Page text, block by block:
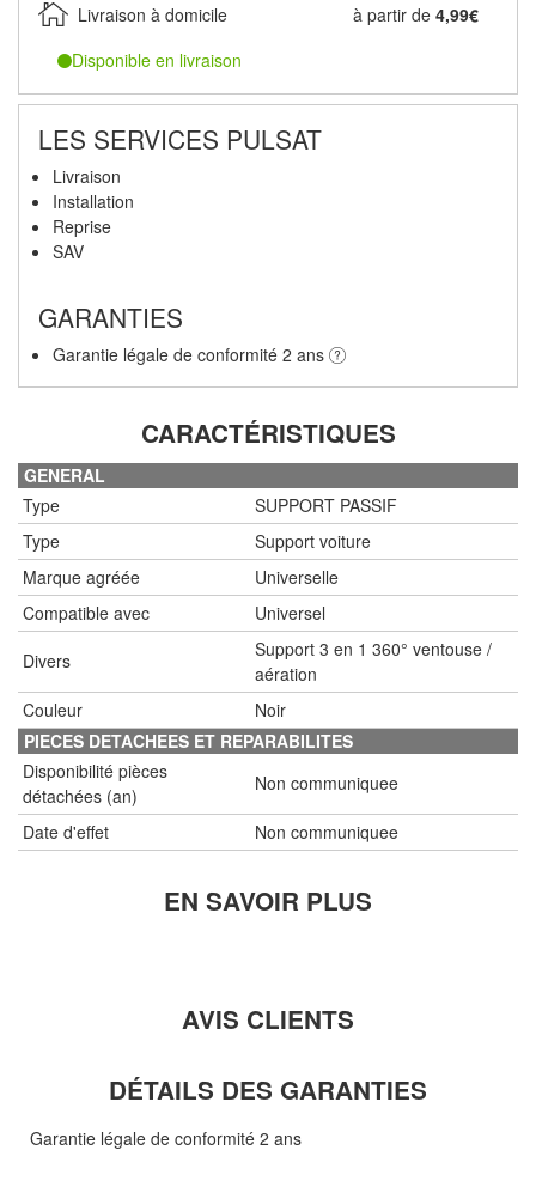
Livraison à domicile à partir de 4,99€
Disponible en livraison
LES SERVICES PULSAT
Livraison
Installation
Reprise
SAV
GARANTIES
Garantie légale de conformité 2 ans
CARACTÉRISTIQUES
GENERAL
Type
SUPPORT PASSIF
Type
Support voiture
Marque agréée
Universelle
Compatible avec
Universel
Divers
Support 3 en 1 360° ventouse /
aération
Couleur
Noir
PIECES DETACHEES ET REPARABILITES
Disponibilité pièces
détachées (an)
Non communiquee
Date d'effet Non communiquee
EN SAVOIR PLUS
AVIS CLIENTS
DÉTAILS DES GARANTIES
Garantie légale de conformité 2 ans